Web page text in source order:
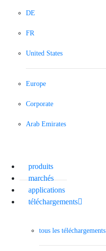
DE
FR
United States
Europe
Corporate
Arab Emirates
produits
marchés
applications
téléchargements
tous les téléchargements